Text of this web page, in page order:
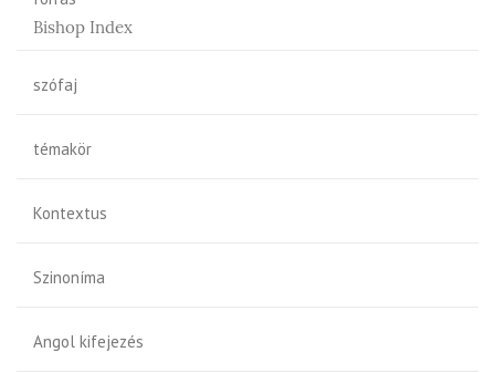
Bishop Index
szófaj
témakör
Kontextus
Szinoníma
Angol kifejezés